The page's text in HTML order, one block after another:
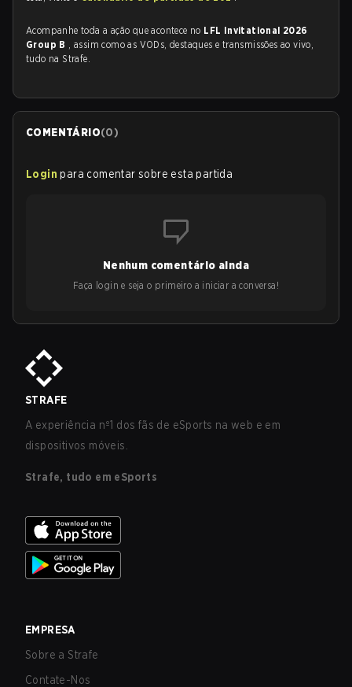
Acompanhe toda a ação que acontece no LFL Invitational 2026
Group B , assim como as VODs, destaques e transmissões ao vivo,
tudo na Strafe.
COMENTÁRIO(0)
Login para comentar sobre esta partida
Nenhum comentário ainda
Faça login e seja o primeiro a iniciar a conversa!
STRAFE
A experiência nº1 dos fãs de eSports na web e em
dispositivos móveis.
Strafe, tudo em eSports
EMPRESA
Sobre a Strafe
Contate-Nos